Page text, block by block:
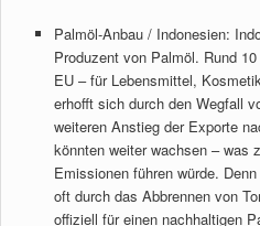
Palmöl-Anbau / Indonesien:
Produzent von Palmöl. Rund
EU – für Lebensmittel,
erhofft sich durch den Wegfall
weiteren Anstieg der Exporte
könnten weiter wachsen – was
Emissionen führen würde.
oft durch das Abbrennen von
offiziell für einen nachhaltigen